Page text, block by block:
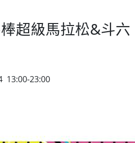
超級馬拉松&斗六
13:00-23:00